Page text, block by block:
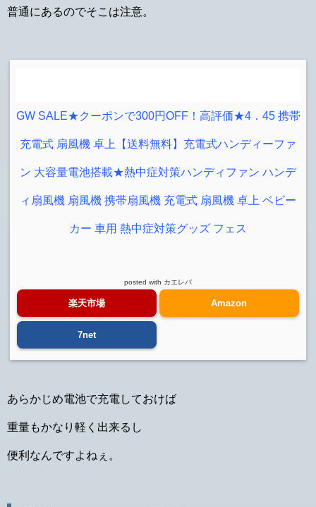
普通にあるのでそこは注意。
GW SALE★クーポンで300円OFF！高評価★4．45 携帯
充電式 扇風機 卓上【送料無料】充電式ハンディーファ
ン 大容量電池搭載★熱中症対策ハンディファン ハンデ
ィ扇風機 扇風機 携帯扇風機 充電式 扇風機 卓上 ベビー
カー 車用 熱中症対策グッズ フェス
posted with カエレバ
楽天市場 Amazon
7net
あらかじめ電池で充電しておけば
重量もかなり軽く出来るし
便利なんですよねぇ。